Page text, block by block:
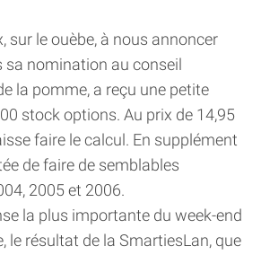
sur le ouèbe, à nous annoncer
sa nomination au conseil
la pomme, a reçu une petite
stock options. Au prix de 14,95
faire le calcul. En supplément
de faire de semblables
2005 et 2006.
la plus importante du week-end
le résultat de la SmartiesLan, que